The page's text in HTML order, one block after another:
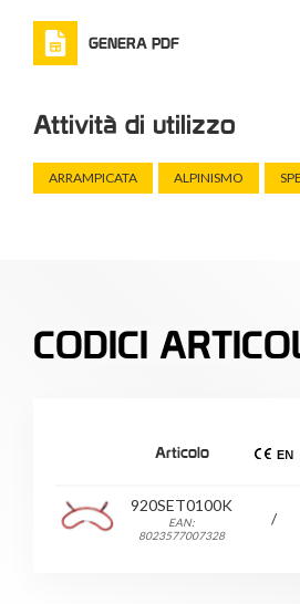
GENERA PDF
Attività di utilizzo
ARRAMPICATA ALPINISMO
CODICI
Articolo
920SET0100K
EAN:
8023577007328
/